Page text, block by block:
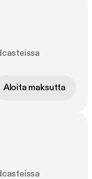
Aloita maksutta